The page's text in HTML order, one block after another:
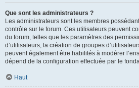
Que sont les administrateurs ?
Les administrateurs sont les membres
contrôle sur le forum. Ces utilisateurs peuvent
du forum, telles que les paramètres des
d’utilisateurs, la création de groupes
peuvent également être habilités à modérer
dépend de la configuration effectuée par le
Haut